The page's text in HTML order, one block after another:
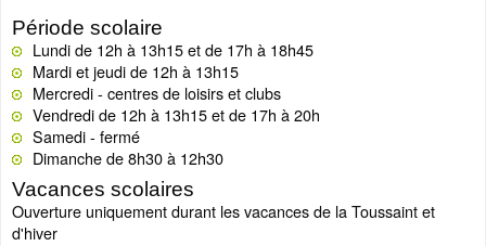
Période scolaire
Lundi de 12h à 13h15 et de 17h à 18h45
Mardi et jeudi de 12h à 13h15
Mercredi - centres de loisirs et clubs
Vendredi de 12h à 13h15 et de 17h à 20h
Samedi - fermé
Dimanche de 8h30 à 12h30
Vacances scolaires
Ouverture uniquement durant les vacances de la Toussaint et
d'hiver